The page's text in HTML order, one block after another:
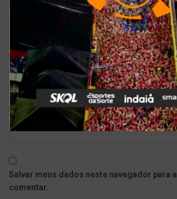
E-mail
Site
Salvar meus dados neste navegador para
comentar.